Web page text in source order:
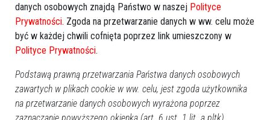
Więcej o:akcja „Znicz 2015”,Święto Zmarłych,Wszystkich
Świętych,Zaduszki,policja,Ostrołęka,wzmożone kontrole
drogowe
danych osobowych znajdą Państwo w naszej Polityce
Prywatności. Zgoda na przetwarzanie danych w ww. celu może
być w każdej chwili cofnięta poprzez link umieszczony w
Polityce Prywatności.
Podstawą prawną przetwarzania Państwa danych osobowych
zawartych w plikach cookie w ww. celu, jest zgoda użytkownika
na przetwarzanie danych osobowych wyrażona poprzez
zaznaczanie powyższego okienka (art. 6 ust. 1 lit. a pltk).